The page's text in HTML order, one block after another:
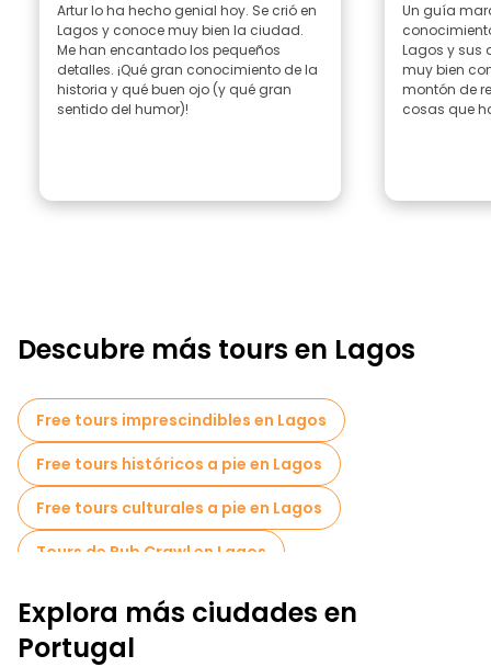
Artur lo ha hecho genial hoy. Se crió en
Lagos y conoce muy bien la ciudad.
Me han encantado los pequeños
detalles. ¡Qué gran conocimiento de la
historia y qué buen ojo (y qué gran
sentido del humor)!
Un guía
Lagos y sus
muy bien
montón de
cosas que
Descubre más tours en Lagos
Free tours imprescindibles en Lagos
Free tours históricos a pie en Lagos
Free tours culturales a pie en Lagos
Tours de Pub Crawl en Lagos
Free tours nocturnos a pie en Lagos
Explora más ciudades en
Portugal